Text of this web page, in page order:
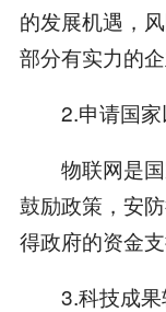
的发展机遇，
部分有实力的
2.申请国家
物联网是国
鼓励政策，安
得政府的资金支
3.科技成果